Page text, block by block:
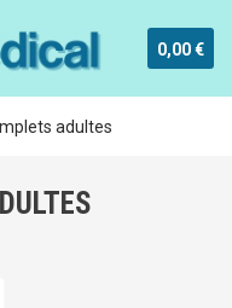
0,00 €
adultes